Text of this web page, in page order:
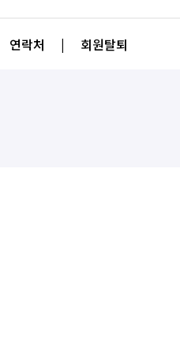
연락처 | 회원탈퇴